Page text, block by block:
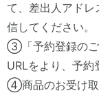
て、差出人アド
信してください。
③「予約登録のご
URLをより、予約
④商品のお受け取